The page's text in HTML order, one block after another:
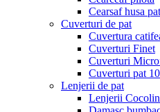
Cearsaf husa
Cuverturi de pat
Cuvertura
Cuverturi Finet
Cuverturi
Cuverturi pat
Lenjerii de pat
Lenjerii